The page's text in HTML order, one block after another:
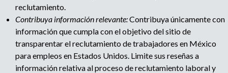
e
n
t
o
reclutamiento.
Contribuya información relevante:Contribuya únicamente con
información que cumpla con el objetivo del sitio de
transparentar el reclutamiento de trabajadores en México
para empleos en Estados Unidos. Limite sus reseñas a
información relativa al proceso de reclutamiento laboral y